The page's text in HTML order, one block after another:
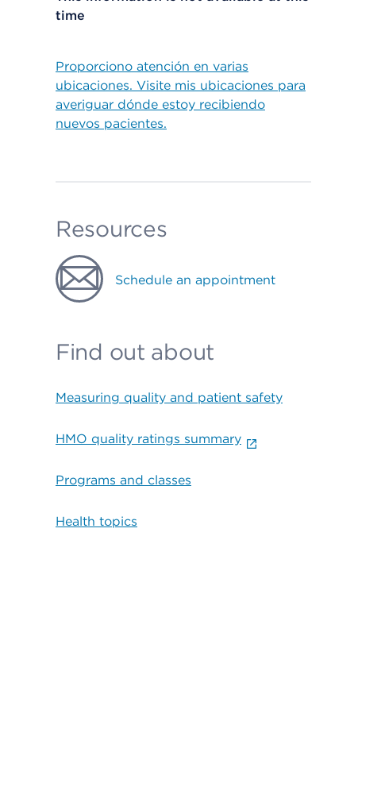
time
Proporciono atención en varias
ubicaciones. Visite mis ubicaciones para
averiguar dónde estoy recibiendo
nuevos pacientes.
Resources
Schedule an appointment
Find out about
Measuring quality and patient safety
HMO quality ratings summary
Programs and classes
Health topics